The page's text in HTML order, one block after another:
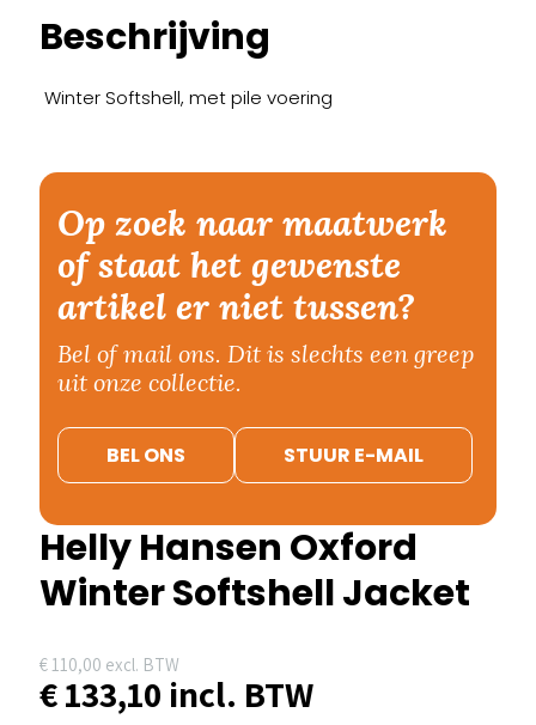
Beschrijving
Winter Softshell, met pile voering
Op zoek naar maatwerk
of staat het gewenste
artikel er niet tussen?
Bel of mail ons. Dit is slechts een greep
uit onze collectie.
BEL ONS STUUR E-MAIL
Helly Hansen Oxford
Winter Softshell Jacket
€ 110,00 excl. BTW
€133,10 incl. BTW